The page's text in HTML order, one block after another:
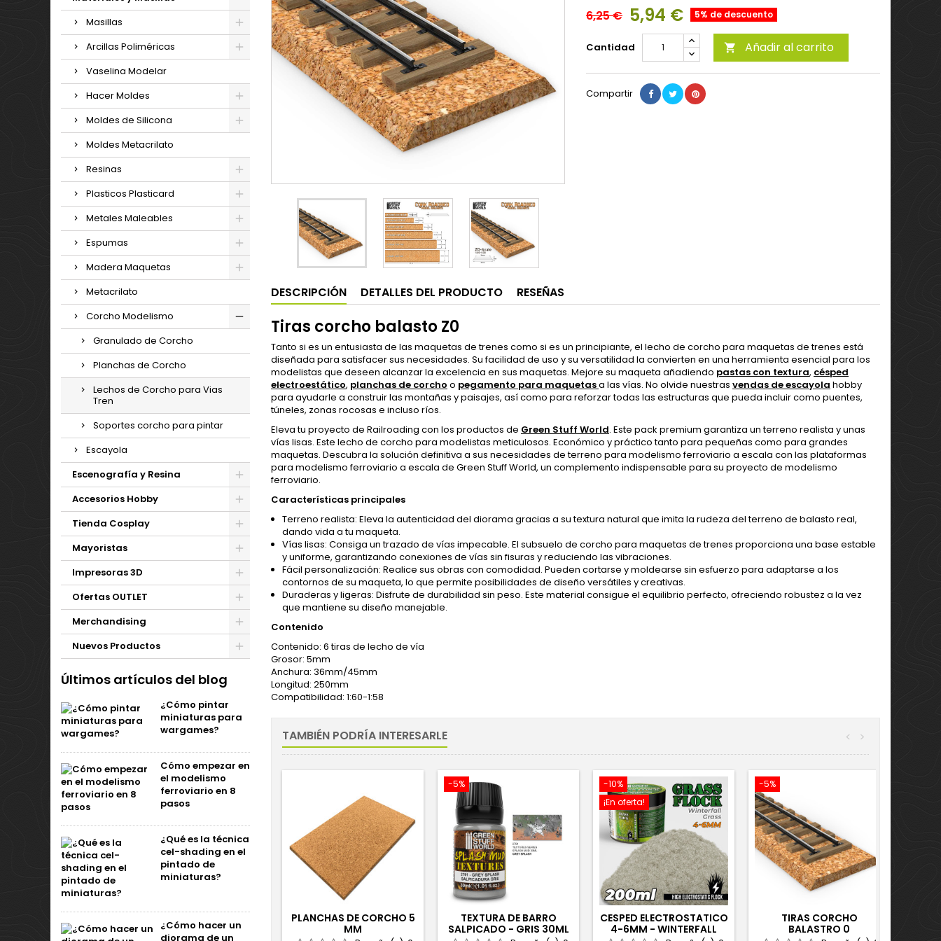
Masillas
Arcillas Poliméricas
Vaselina Modelar
Hacer Moldes
Moldes de Silicona
Moldes Metacrilato
Resinas
Plasticos Plasticard
Metales Maleables
Espumas
Madera Maquetas
Metacrilato
Corcho Modelismo
Granulado de Corcho
Planchas de Corcho
Lechos de Corcho para Vias
Tren
Soportes corcho para pintar
Escayola
Escenografía y Resina
Accesorios Hobby
Tienda Cosplay
Mayoristas
Impresoras 3D
Ofertas OUTLET
Merchandising
Nuevos Productos
Últimos artículos del blog
¿Cómo pintar
miniaturas para
wargames?
Cómo empezar en
el modelismo
ferroviario en 8
pasos
¿Qué es la técnica
cel-shading en el
pintado de
miniaturas?
¿Cómo hacer un
diorama de un
6,25 € 5,94 € 5% de descuento
Cantidad  Añadir al carrito
Compartir
DESCRIPCIÓN DETALLES DEL PRODUCTO RESEÑAS
Tiras corcho balasto Z0
Tanto si es un entusiasta de las maquetas de trenes como si es un principiante, el lecho de corcho para maquetas de trenes está
diseñada para satisfacer sus necesidades. Su facilidad de uso y su versatilidad la convierten en una herramienta esencial para los
modelistas que deseen alcanzar la excelencia en sus maquetas. Mejore su maqueta añadiendo pastas con textura, césped
electroestático, planchas de corcho o pegamento para maquetasa las vías. No olvide nuestras vendas de escayola hobby
para ayudarle a construir las montañas y paisajes, así como para reforzar todas las estructuras que pueda incluir como puentes,
túneles, zonas rocosas e incluso ríos.
Eleva tu proyecto de Railroading con los productos de Green Stuff World. Este pack premium garantiza un terreno realista y unas
vías lisas. Este lecho de corcho para modelistas meticulosos. Económico y práctico tanto para pequeñas como para grandes
maquetas. Descubra la solución definitiva a sus necesidades de terreno para modelismo ferroviario a escala con las plataformas
para modelismo ferroviario a escala de Green Stuff World, un complemento indispensable para su proyecto de modelismo
ferroviario.
Características principales
Terreno realista: Eleva la autenticidad del diorama gracias a su textura natural que imita la rudeza del terreno de balasto real,
dando vida a tu maqueta.
Vías lisas: Consiga un trazado de vías impecable. El subsuelo de corcho para maquetas de trenes proporciona una base estable
y uniforme, garantizando conexiones de vías sin fisuras y reduciendo las vibraciones.
Fácil personalización: Realice sus obras con comodidad. Pueden cortarse y moldearse sin esfuerzo para adaptarse a los
contornos de su maqueta, lo que permite posibilidades de diseño versátiles y creativas.
Duraderas y ligeras: Disfrute de durabilidad sin peso. Este material consigue el equilibrio perfecto, ofreciendo robustez a la vez
que mantiene su diseño manejable.
Contenido
Contenido: 6 tiras de lecho de vía
Grosor: 5mm
Anchura: 36mm/45mm
Longitud: 250mm
Compatibilidad: 1:60-1:58
TAMBIÉN PODRÍA INTERESARLE >
<
PLANCHAS DE CORCHO 5
MM
-5%
TEXTURA DE BARRO
SALPICADO - GRIS 30ML
-10%
¡En oferta!
CESPED ELECTROSTATICO
4-6MM - WINTERFALL
-5%
TIRAS CORCHO
BALASTRO 0